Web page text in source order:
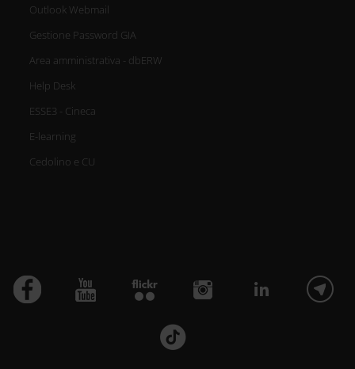
Outlook Webmail
Gestione Password GIA
Area amministrativa - dbERW
Help Desk
ESSE3 - Cineca
E-learning
Cedolino e CU